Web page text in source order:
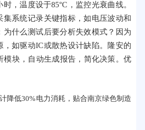
，温度设于85°C，监控光衰曲线。
集系统记录关键指标，如电压波动和
为什么测试后要分析失效模式？因为
，如驱动IC或散热设计缺陷。隆安的
模块，自动生成报告，简化决策。优
计降低30%电力消耗，贴合南京绿色制造